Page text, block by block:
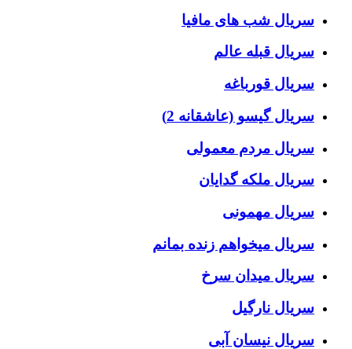
سریال شب های مافیا
سریال قبله عالم
سریال قورباغه
سریال گیسو (عاشقانه 2)
سریال مردم معمولی
سریال ملکه گدایان
سریال مهمونی
سریال میخواهم زنده بمانم
سریال میدان سرخ
سریال نارگیل
سریال نیسان آبی